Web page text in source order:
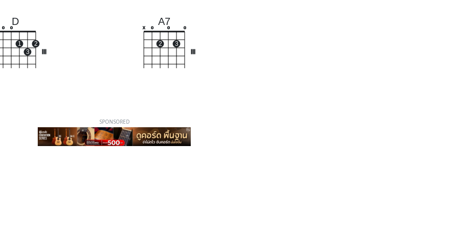
D
o o
1
3
2
A7
x o
2
o
3
o
SPONSORED